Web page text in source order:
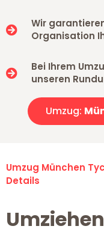
Wir
Organisation
Bei Ihrem
unseren
Umzug:
Umzug München
Details